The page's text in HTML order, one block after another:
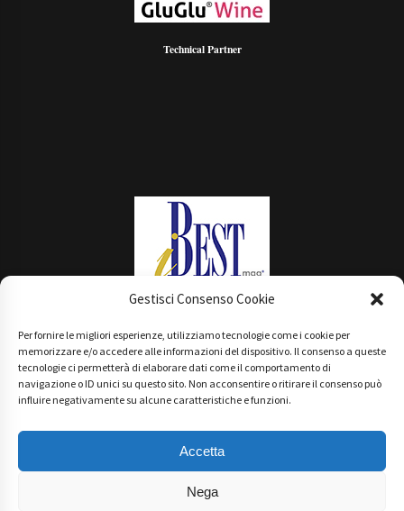
Gestisci Consenso Cookie
Per fornire le migliori esperienze, utilizziamo tecnologie come i cookie per
memorizzare e/o accedere alle informazioni del dispositivo. Il consenso a queste
tecnologie ci permetterà di elaborare dati come il comportamento di
navigazione o ID unici su questo sito. Non acconsentire o ritirare il consenso può
influire negativamente su alcune caratteristiche e funzioni.
Accetta
Nega
Technical Partner
Main Partner